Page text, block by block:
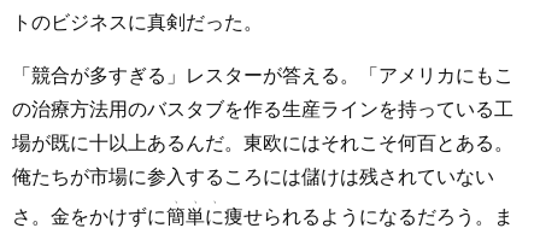
トのビジネスに真剣だった。
「競合が多すぎる」レスターが答える。「アメリカにもこ
の治療方法用のバスタブを作る生産ラインを持っている工
場が既に十以上あるんだ。東欧にはそれこそ何百とある。
俺たちが市場に参入するころには儲けは残されていない
さ。金をかけずに簡単に痩せられるようになるだろう。ま